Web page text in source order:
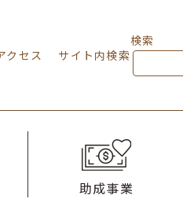
クセス サイト内検索
検索
助成事業